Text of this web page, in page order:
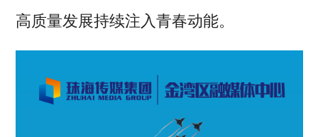
高质量发展持续注入青春动能。